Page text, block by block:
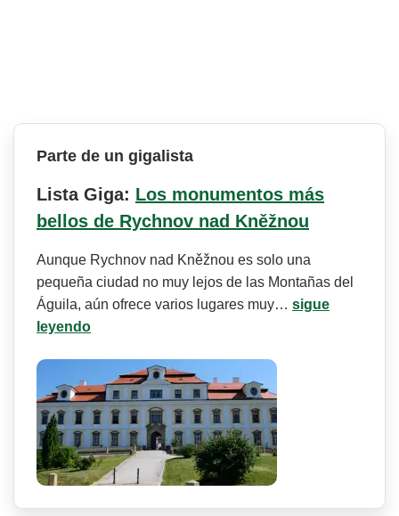
Parte de un gigalista
Lista Giga: Los monumentos más
bellos de Rychnov nad Kněžnou
Aunque Rychnov nad Kněžnou es solo una
pequeña ciudad no muy lejos de las Montañas del
Águila, aún ofrece varios lugares muy… sigue
leyendo